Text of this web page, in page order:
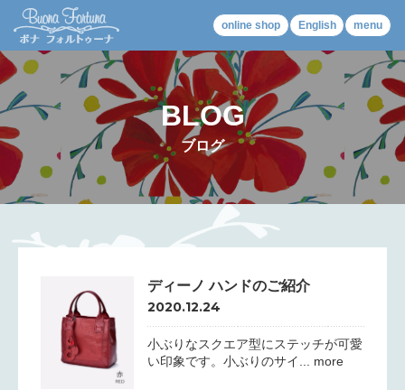
online shop English menu
BLOG
ブログ
ディーノ ハンドのご紹介
2020.12.24
小ぶりなスクエア型にステッチが可愛
い印象です。小ぶりのサイ... more